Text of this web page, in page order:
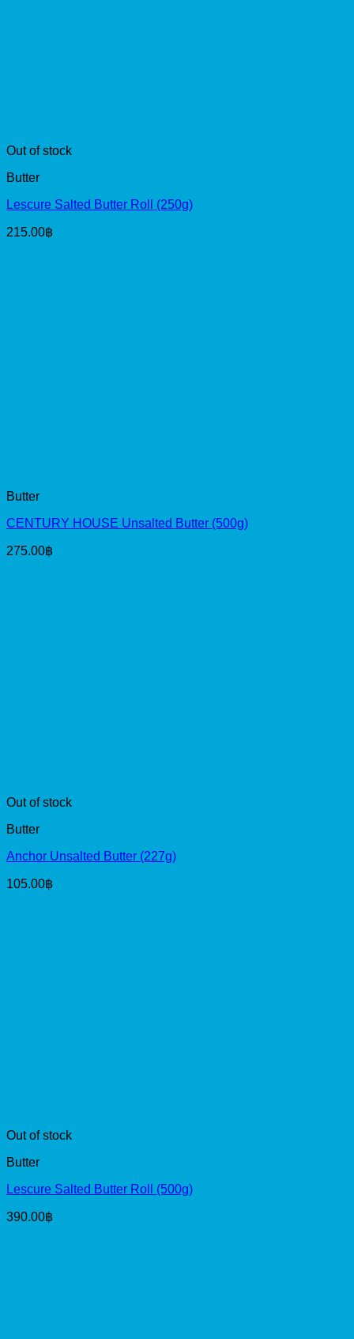
Out of stock
Butter
Lescure Salted Butter Roll (250g)
215.00฿
Butter
CENTURY HOUSE Unsalted Butter (500g)
275.00฿
Out of stock
Butter
Anchor Unsalted Butter (227g)
105.00฿
Out of stock
Butter
Lescure Salted Butter Roll (500g)
390.00฿